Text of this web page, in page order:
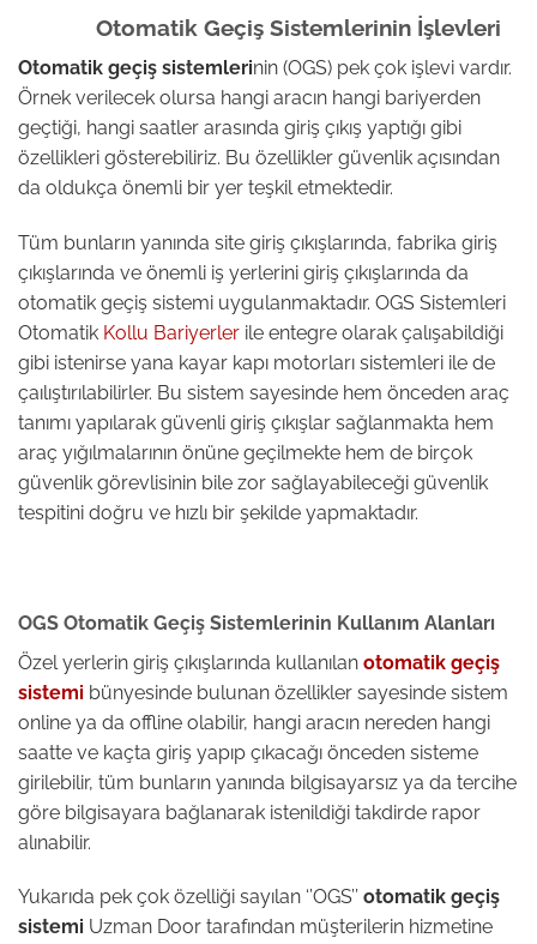
Otomatik Geçiş Sistemlerinin İşlevleri
Otomatik geçiş sistemlerinin (OGS) pek çok işlevi vardır.
Örnek verilecek olursa hangi aracın hangi bariyerden
geçtiği, hangi saatler arasında giriş çıkış yaptığı gibi
özellikleri gösterebiliriz. Bu özellikler güvenlik açısından
da oldukça önemli bir yer teşkil etmektedir.
Tüm bunların yanında site giriş çıkışlarında, fabrika giriş
çıkışlarında ve önemli iş yerlerini giriş çıkışlarında da
otomatik geçiş sistemi uygulanmaktadır. OGS Sistemleri
Otomatik Kollu Bariyerler ile entegre olarak çalışabildiği
gibi istenirse yana kayar kapı motorları sistemleri ile de
çaılıştırılabilirler. Bu sistem sayesinde hem önceden araç
tanımı yapılarak güvenli giriş çıkışlar sağlanmakta hem
araç yığılmalarının önüne geçilmekte hem de birçok
güvenlik görevlisinin bile zor sağlayabileceği güvenlik
tespitini doğru ve hızlı bir şekilde yapmaktadır.
OGS Otomatik Geçiş Sistemlerinin Kullanım Alanları
Özel yerlerin giriş çıkışlarında kullanılan otomatik geçiş
sistemi bünyesinde bulunan özellikler sayesinde sistem
online ya da offline olabilir, hangi aracın nereden hangi
saatte ve kaçta giriş yapıp çıkacağı önceden sisteme
girilebilir, tüm bunların yanında bilgisayarsız ya da tercihe
göre bilgisayara bağlanarak istenildiği takdirde rapor
alınabilir.
Yukarıda pek çok özelliği sayılan ‘’OGS’’ otomatik geçiş
sistemi Uzman Door tarafından müşterilerin hizmetine